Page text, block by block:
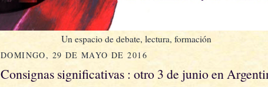
Un espacio de debate, lectura, formación
DOMINGO, 29 DE MAYO DE 2016
Consignas significativas : otro 3 de junio en